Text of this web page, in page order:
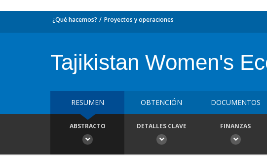
¿Qué hacemos? Proyectos y operaciones
Tajikistan Women's
RESUMEN OBTENCIÓN DOCUMENTOS
ABSTRACTO DETALLES CLAVE FINANZAS